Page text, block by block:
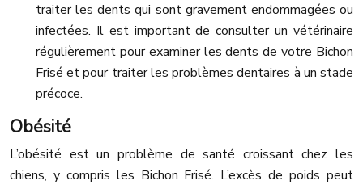
traiter les dents qui sont gravement endommagées ou
infectées. Il est important de consulter un vétérinaire
régulièrement pour examiner les dents de votre Bichon
Frisé et pour traiter les problèmes dentaires à un stade
précoce.
Obésité
L’obésité est un problème de santé croissant chez les
chiens, y compris les Bichon Frisé. L’excès de poids peut